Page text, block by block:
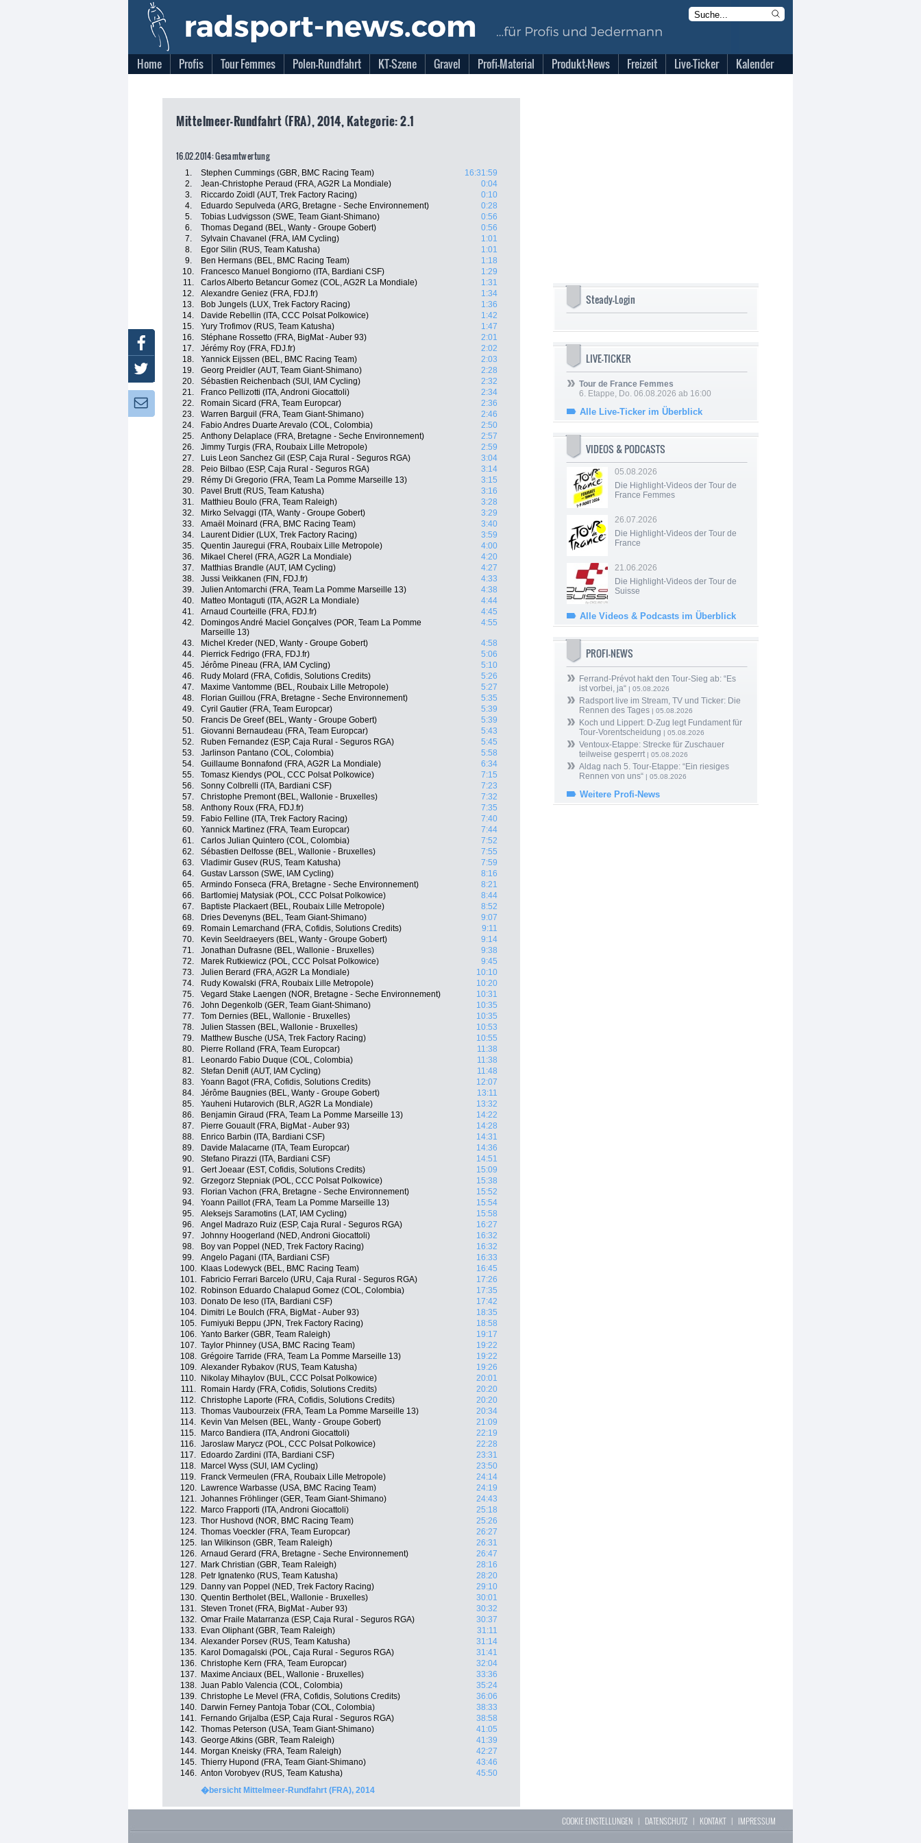
Home Profis Tour Femmes Polen-Rundfahrt KT-Szene Gravel Profi-Material Produkt-News Freizeit Live-Ticker Kalender
Mittelmeer-Rundfahrt (FRA), 2014, Kategorie: 2.1
16.02.2014: Gesamtwertung
1. Stephen Cummings (GBR, BMC Racing Team)
16:31:59
2.
Jean-Christophe Peraud (FRA, AG2R La Mondiale)
0:04
3.
Riccardo Zoidl (AUT, Trek Factory Racing)
0:10
4.
Eduardo Sepulveda (ARG, Bretagne - Seche Environnement)
0:28
5.
Tobias Ludvigsson (SWE, Team Giant-Shimano)
0:56
6.
Thomas Degand (BEL, Wanty - Groupe Gobert)
0:56
7.
Sylvain Chavanel (FRA, IAM Cycling)
1:01
8.
Egor Silin (RUS, Team Katusha)
1:01
9.
Ben Hermans (BEL, BMC Racing Team)
1:18
10.
Francesco Manuel Bongiorno (ITA, Bardiani CSF)
1:29
11.
Carlos Alberto Betancur Gomez (COL, AG2R La Mondiale)
1:31
12.
Alexandre Geniez (FRA, FDJ.fr)
1:34
13.
Bob Jungels (LUX, Trek Factory Racing)
1:36
14.
Davide Rebellin (ITA, CCC Polsat Polkowice)
1:42
15.
Yury Trofimov (RUS, Team Katusha)
1:47
16.
Stéphane Rossetto (FRA, BigMat - Auber 93)
2:01
17.
Jérémy Roy (FRA, FDJ.fr)
2:02
18.
Yannick Eijssen (BEL, BMC Racing Team)
2:03
19.
Georg Preidler (AUT, Team Giant-Shimano)
2:28
20.
Sébastien Reichenbach (SUI, IAM Cycling)
2:32
21.
Franco Pellizotti (ITA, Androni Giocattoli)
2:34
22.
Romain Sicard (FRA, Team Europcar)
2:36
23.
Warren Barguil (FRA, Team Giant-Shimano)
2:46
24.
Fabio Andres Duarte Arevalo (COL, Colombia)
2:50
25.
Anthony Delaplace (FRA, Bretagne - Seche Environnement)
2:57
26.
Jimmy Turgis (FRA, Roubaix Lille Metropole)
2:59
27.
Luis Leon Sanchez Gil (ESP, Caja Rural - Seguros RGA)
3:04
28.
Peio Bilbao (ESP, Caja Rural - Seguros RGA)
3:14
29.
Rémy Di Gregorio (FRA, Team La Pomme Marseille 13)
3:15
30.
Pavel Brutt (RUS, Team Katusha)
3:16
31.
Matthieu Boulo (FRA, Team Raleigh)
3:28
32.
Mirko Selvaggi (ITA, Wanty - Groupe Gobert)
3:29
33.
Amaël Moinard (FRA, BMC Racing Team)
3:40
34.
Laurent Didier (LUX, Trek Factory Racing)
3:59
35.
Quentin Jauregui (FRA, Roubaix Lille Metropole)
4:00
36.
Mikael Cherel (FRA, AG2R La Mondiale)
4:20
37.
Matthias Brandle (AUT, IAM Cycling)
4:27
38.
Jussi Veikkanen (FIN, FDJ.fr)
4:33
39.
Julien Antomarchi (FRA, Team La Pomme Marseille 13)
4:38
40.
Matteo Montaguti (ITA, AG2R La Mondiale)
4:44
41.
Arnaud Courteille (FRA, FDJ.fr)
4:45
42.
Domingos André Maciel Gonçalves (POR, Team La Pomme
Marseille 13)
4:55
43. Michel Kreder (NED, Wanty - Groupe Gobert)
4:58
44.
Pierrick Fedrigo (FRA, FDJ.fr)
5:06
45.
Jérôme Pineau (FRA, IAM Cycling)
5:10
46.
Rudy Molard (FRA, Cofidis, Solutions Credits)
5:26
47.
Maxime Vantomme (BEL, Roubaix Lille Metropole)
5:27
48.
Florian Guillou (FRA, Bretagne - Seche Environnement)
5:35
49.
Cyril Gautier (FRA, Team Europcar)
5:39
50.
Francis De Greef (BEL, Wanty - Groupe Gobert)
5:39
51.
Giovanni Bernaudeau (FRA, Team Europcar)
5:43
52.
Ruben Fernandez (ESP, Caja Rural - Seguros RGA)
5:45
53.
Jarlinson Pantano (COL, Colombia)
5:58
54.
Guillaume Bonnafond (FRA, AG2R La Mondiale)
6:34
55.
Tomasz Kiendys (POL, CCC Polsat Polkowice)
7:15
56.
Sonny Colbrelli (ITA, Bardiani CSF)
7:23
57.
Christophe Premont (BEL, Wallonie - Bruxelles)
7:32
58.
Anthony Roux (FRA, FDJ.fr)
7:35
59.
Fabio Felline (ITA, Trek Factory Racing)
7:40
60.
Yannick Martinez (FRA, Team Europcar)
7:44
61.
Carlos Julian Quintero (COL, Colombia)
7:52
62.
Sébastien Delfosse (BEL, Wallonie - Bruxelles)
7:55
63.
Vladimir Gusev (RUS, Team Katusha)
7:59
64.
Gustav Larsson (SWE, IAM Cycling)
8:16
65.
Armindo Fonseca (FRA, Bretagne - Seche Environnement)
8:21
66.
Bartlomiej Matysiak (POL, CCC Polsat Polkowice)
8:44
67.
Baptiste Plackaert (BEL, Roubaix Lille Metropole)
8:52
68.
Dries Devenyns (BEL, Team Giant-Shimano)
9:07
69.
Romain Lemarchand (FRA, Cofidis, Solutions Credits)
9:11
70.
Kevin Seeldraeyers (BEL, Wanty - Groupe Gobert)
9:14
71.
Jonathan Dufrasne (BEL, Wallonie - Bruxelles)
9:38
72.
Marek Rutkiewicz (POL, CCC Polsat Polkowice)
9:45
73.
Julien Berard (FRA, AG2R La Mondiale)
10:10
74.
Rudy Kowalski (FRA, Roubaix Lille Metropole)
10:20
75.
Vegard Stake Laengen (NOR, Bretagne - Seche Environnement)
10:31
76.
John Degenkolb (GER, Team Giant-Shimano)
10:35
77.
Tom Dernies (BEL, Wallonie - Bruxelles)
10:35
78.
Julien Stassen (BEL, Wallonie - Bruxelles)
10:53
79.
Matthew Busche (USA, Trek Factory Racing)
10:55
80.
Pierre Rolland (FRA, Team Europcar)
11:38
81.
Leonardo Fabio Duque (COL, Colombia)
11:38
82.
Stefan Denifl (AUT, IAM Cycling)
11:48
83.
Yoann Bagot (FRA, Cofidis, Solutions Credits)
12:07
84.
Jérôme Baugnies (BEL, Wanty - Groupe Gobert)
13:11
85.
Yauheni Hutarovich (BLR, AG2R La Mondiale)
13:32
86.
Benjamin Giraud (FRA, Team La Pomme Marseille 13)
14:22
87.
Pierre Gouault (FRA, BigMat - Auber 93)
14:28
88.
Enrico Barbin (ITA, Bardiani CSF)
14:31
89.
Davide Malacarne (ITA, Team Europcar)
14:36
90.
Stefano Pirazzi (ITA, Bardiani CSF)
14:51
91.
Gert Joeaar (EST, Cofidis, Solutions Credits)
15:09
92.
Grzegorz Stepniak (POL, CCC Polsat Polkowice)
15:38
93.
Florian Vachon (FRA, Bretagne - Seche Environnement)
15:52
94.
Yoann Paillot (FRA, Team La Pomme Marseille 13)
15:54
95.
Aleksejs Saramotins (LAT, IAM Cycling)
15:58
96.
Angel Madrazo Ruiz (ESP, Caja Rural - Seguros RGA)
16:27
97.
Johnny Hoogerland (NED, Androni Giocattoli)
16:32
98.
Boy van Poppel (NED, Trek Factory Racing)
16:32
99.
Angelo Pagani (ITA, Bardiani CSF)
16:33
100.
Klaas Lodewyck (BEL, BMC Racing Team)
16:45
101.
Fabricio Ferrari Barcelo (URU, Caja Rural - Seguros RGA)
17:26
102.
Robinson Eduardo Chalapud Gomez (COL, Colombia)
17:35
103.
Donato De Ieso (ITA, Bardiani CSF)
17:42
104.
Dimitri Le Boulch (FRA, BigMat - Auber 93)
18:35
105.
Fumiyuki Beppu (JPN, Trek Factory Racing)
18:58
106. Yanto Barker (GBR, Team Raleigh)
19:17
107. Taylor Phinney (USA, BMC Racing Team)
19:22
108. Grégoire Tarride (FRA, Team La Pomme Marseille 13)
19:22
109. Alexander Rybakov (RUS, Team Katusha)
19:26
110.
Nikolay Mihaylov (BUL, CCC Polsat Polkowice)
20:01
111.
Romain Hardy (FRA, Cofidis, Solutions Credits)
20:20
112. Christophe Laporte (FRA, Cofidis, Solutions Credits)
20:20
113. Thomas Vaubourzeix (FRA, Team La Pomme Marseille 13)
20:34
114.
Kevin Van Melsen (BEL, Wanty - Groupe Gobert)
21:09
115.
Marco Bandiera (ITA, Androni Giocattoli)
22:19
116. Jaroslaw Marycz (POL, CCC Polsat Polkowice)
22:28
117.
Edoardo Zardini (ITA, Bardiani CSF)
23:31
118.
Marcel Wyss (SUI, IAM Cycling)
23:50
119.
Franck Vermeulen (FRA, Roubaix Lille Metropole)
24:14
120.
Lawrence Warbasse (USA, BMC Racing Team)
24:19
121. Johannes Fröhlinger (GER, Team Giant-Shimano)
24:43
122.
Marco Frapporti (ITA, Androni Giocattoli)
25:18
123. Thor Hushovd (NOR, BMC Racing Team)
25:26
124. Thomas Voeckler (FRA, Team Europcar)
26:27
125.
Ian Wilkinson (GBR, Team Raleigh)
26:31
126. Arnaud Gerard (FRA, Bretagne - Seche Environnement)
26:47
127.
Mark Christian (GBR, Team Raleigh)
28:16
128.
Petr Ignatenko (RUS, Team Katusha)
28:20
129.
Danny van Poppel (NED, Trek Factory Racing)
29:10
130. Quentin Bertholet (BEL, Wallonie - Bruxelles)
30:01
131. Steven Tronet (FRA, BigMat - Auber 93)
30:32
132. Omar Fraile Matarranza (ESP, Caja Rural - Seguros RGA)
30:37
133.
Evan Oliphant (GBR, Team Raleigh)
31:11
134. Alexander Porsev (RUS, Team Katusha)
31:14
135.
Karol Domagalski (POL, Caja Rural - Seguros RGA)
31:41
136. Christophe Kern (FRA, Team Europcar)
32:04
137.
Maxime Anciaux (BEL, Wallonie - Bruxelles)
33:36
138. Juan Pablo Valencia (COL, Colombia)
35:24
139. Christophe Le Mevel (FRA, Cofidis, Solutions Credits)
36:06
140.
Darwin Ferney Pantoja Tobar (COL, Colombia)
38:33
141.
Fernando Grijalba (ESP, Caja Rural - Seguros RGA)
38:58
142. Thomas Peterson (USA, Team Giant-Shimano)
41:05
143. George Atkins (GBR, Team Raleigh)
41:39
144.
Morgan Kneisky (FRA, Team Raleigh)
42:27
145. Thierry Hupond (FRA, Team Giant-Shimano)
43:46
146. Anton Vorobyev (RUS, Team Katusha)
45:50
�bersicht Mittelmeer-Rundfahrt (FRA), 2014
Steady-Login
LIVE-TICKER
Tour de France Femmes
6. Etappe, Do. 06.08.2026 ab 16:00
Alle Live-Ticker im Überblick
VIDEOS & PODCASTS
05.08.2026
Die Highlight-Videos der Tour de
France Femmes
26.07.2026
Die Highlight-Videos der Tour de
France
21.06.2026
Die Highlight-Videos der Tour de
Suisse
Alle Videos & Podcasts im Überblick
PROFI-NEWS
Ferrand-Prévot hakt den Tour-Sieg ab: “Es
ist vorbei, ja“ | 05.08.2026
Radsport live im Stream, TV und Ticker: Die
Rennen des Tages | 05.08.2026
Koch und Lippert: D-Zug legt Fundament für
Tour-Vorentscheidung | 05.08.2026
Ventoux-Etappe: Strecke für Zuschauer
teilweise gesperrt| 05.08.2026
Aldag nach 5. Tour-Etappe: “Ein riesiges
Rennen von uns“ | 05.08.2026
Weitere Profi-News
Facebook
Twitter
Newsletter:
COOKIE EINSTELLUNGEN | DATENSCHUTZ | KONTAKT| IMPRESSUM